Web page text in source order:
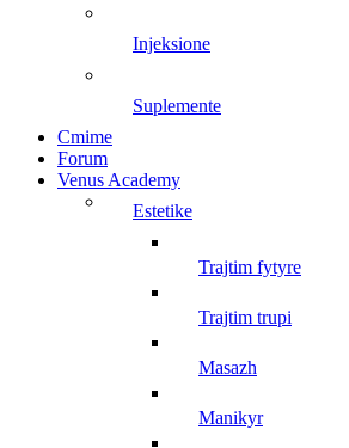
injeksione
suplemente
Cmime
Forum
Venus Academy
estetike
trajtim fytyre
trajtim trupi
masazh
manikyr